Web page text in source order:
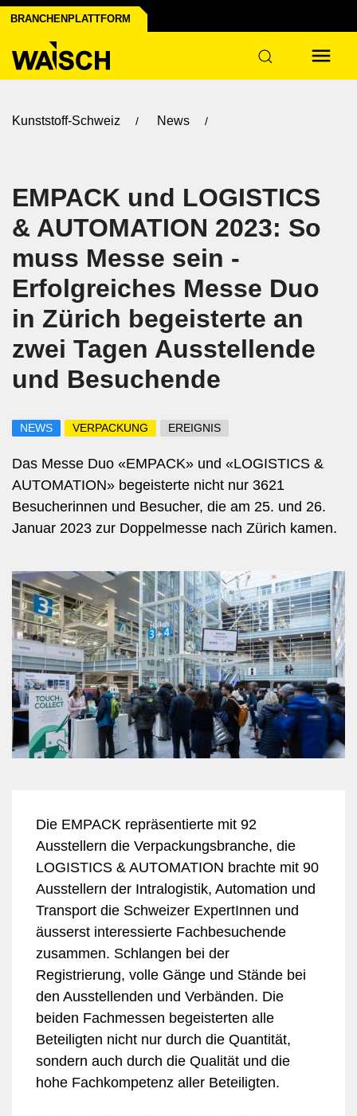
BRANCHENPLATTFORM
Kunststoff-Schweiz News
EMPACK und LOGISTICS
& AUTOMATION 2023: So
muss Messe sein -
Erfolgreiches Messe Duo
in Zürich begeisterte an
zwei Tagen Ausstellende
und Besuchende
NEWS VERPACKUNG EREIGNIS
Das Messe Duo «EMPACK» und «LOGISTICS &
AUTOMATION» begeisterte nicht nur 3621
Besucherinnen und Besucher, die am 25. und 26.
Januar 2023 zur Doppelmesse nach Zürich kamen.
Die EMPACK repräsentierte mit 92
Ausstellern die Verpackungsbranche, die
LOGISTICS & AUTOMATION brachte mit 90
Ausstellern der Intralogistik, Automation und
Transport die Schweizer ExpertInnen und
äusserst interessierte Fachbesuchende
zusammen. Schlangen bei der
Registrierung, volle Gänge und Stände bei
den Ausstellenden und Verbänden. Die
beiden Fachmessen begeisterten alle
Beteiligten nicht nur durch die Quantität,
sondern auch durch die Qualität und die
hohe Fachkompetenz aller Beteiligten.